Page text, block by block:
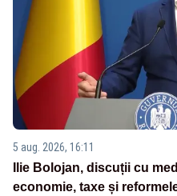
5 aug. 2026, 16:11
Ilie Bolojan, discuții cu
economie, taxe și